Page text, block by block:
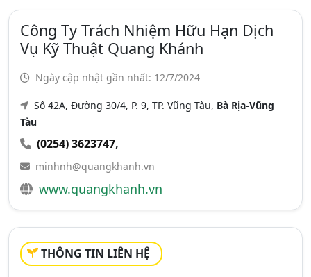
Công Ty Trách Nhiệm Hữu Hạn Dịch
Vụ Kỹ Thuật Quang Khánh
Ngày cập nhật gần nhất: 12/7/2024
Số 42A, Đường 30/4, P. 9, TP. Vũng Tàu, Bà Rịa-Vũng
Tàu
(0254) 3623747,
minhnh@quangkhanh.vn
www.quangkhanh.vn
THÔNG TIN LIÊN HỆ